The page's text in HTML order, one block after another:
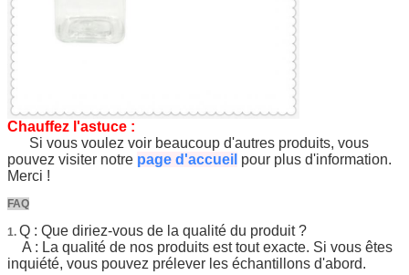
Chauffez l'astuce :
Si vous voulez voir beaucoup d'autres produits, vous
pouvez visiter notre page d'accueil pour plus d'information.
Merci !
FAQ
1. Q : Que diriez-vous de la qualité du produit ?
A : La qualité de nos produits est tout exacte. Si vous êtes
inquiété, vous pouvez prélever les échantillons d'abord.